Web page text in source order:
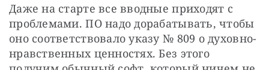
Даже на старте все вводные приходят с
проблемами. ПО надо дорабатывать, чтобы
оно соответствовало указу № 809 о духовно-
нравственных ценностях. Без этого